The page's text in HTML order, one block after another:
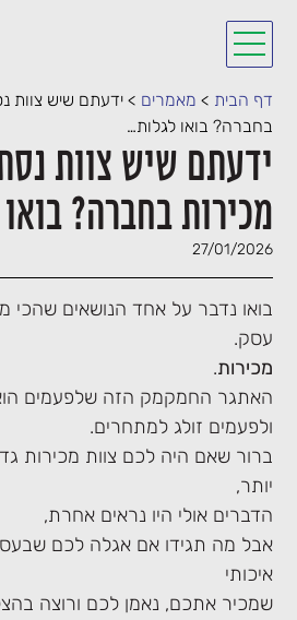
דף הבית > מאמרים >ידעתם שיש צוות
בחברה? בואו לגלות…
ידעתם שיש צוות
מכירות בחברה?
27/01/2026
בואו נדבר על אחד הנושאים שהכי
עסק.
מכירות.
האתגר החמקמק הזה שלפעמים
ולפעמים זולג למתחרים.
ברור שאם היה לכם צוות מכירות
יותר,
הדברים אולי היו נראים אחרת,
אבל מה תגידו אם אגלה לכם
איכותי
שמכיר אתכם, נאמן לכם ורוצה